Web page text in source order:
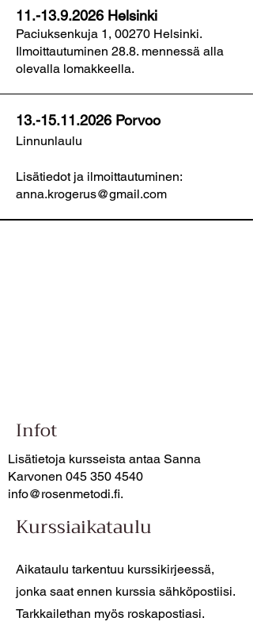
11.-13.9.2026 Helsinki
Paciuksenkuja 1, 00270 Helsinki.
Ilmoittautuminen 28.8. mennessä alla
olevalla lomakkeella.
13.-15.11.2026 Porvoo
Linnunlaulu
Lisätiedot ja ilmoittautuminen:
anna.krogerus@gmail.com
Infot
Lisätietoja kursseista antaa Sanna
Karvonen 045 350 4540
info@rosenmetodi.fi.
Kurssiaikataulu
Aikataulu tarkentuu kurssikirjeessä,
jonka saat ennen kurssia sähköpostiisi.
Tarkkailethan myös roskapostiasi.